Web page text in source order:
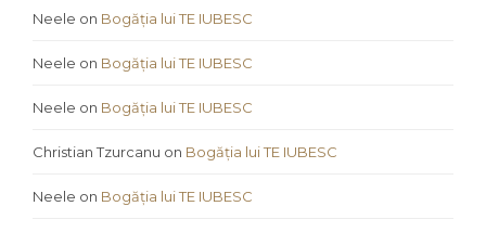
Neele on Bogăția lui TE IUBESC
Neele on Bogăția lui TE IUBESC
Neele on Bogăția lui TE IUBESC
Christian Tzurcanu on Bogăția lui TE IUBESC
Neele on Bogăția lui TE IUBESC